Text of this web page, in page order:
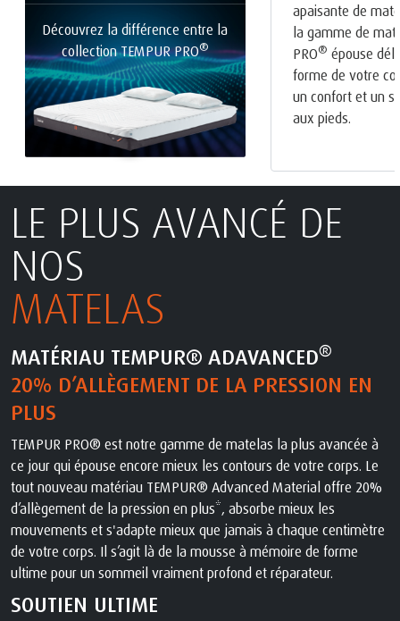
Découvrez la différence entre la
collection TEMPUR PRO®
apaisante de
la gamme de
PRO® épouse
forme de votre
un confort et un
aux pieds.
LE PLUS AVANCÉ DE
NOS
MATELAS
MATÉRIAU TEMPUR® ADAVANCED®
20% D’ALLÈGEMENT DE LA PRESSION EN
PLUS
TEMPUR PRO® est notre gamme de matelas la plus avancée à
ce jour qui épouse encore mieux les contours de votre corps. Le
tout nouveau matériau TEMPUR® Advanced Material offre 20%
d’allègement de la pression en plus*, absorbe mieux les
mouvements et s'adapte mieux que jamais à chaque centimètre
de votre corps. Il s’agit là de la mousse à mémoire de forme
ultime pour un sommeil vraiment profond et réparateur.
SOUTIEN ULTIME